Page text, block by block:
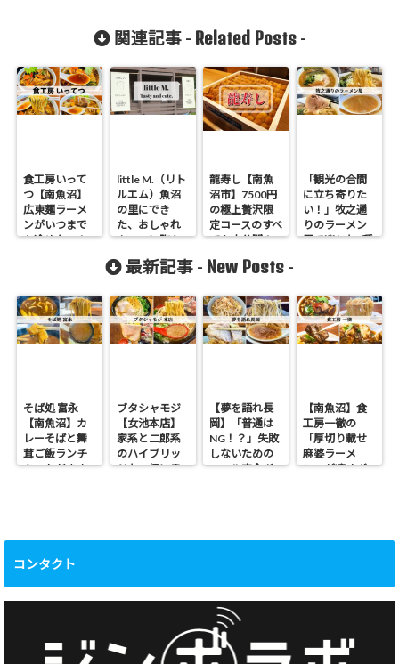
関連記事 - Related Posts-
食工房いって
つ【南魚沼】
広東麺ラーメ
ンがいつまで
も冷めない！
little M.（リト
ルエム）魚沼
の里にでき
た、おしゃれ
カフェに胸キ
ュン！
龍寿し【南魚
沼市】7500円
の極上贅沢限
定コースのすべ
てを大公開！
「観光の合間
に立ち寄りた
い！」牧之通
りのラーメン
屋で楽しむ2種
最新記事 - New Posts -
そば処 富永
【南魚沼】カ
レーそばと舞
茸ご飯ランチ
をいただきま
ブタシャモジ
【女池本店】
家系と二郎系
のハイブリッ
ドな一杯に思
【夢を語れ長
岡】「普通は
NG！？」失敗
しないための
コール完全ガ
【南魚沼】食
工房一徹の
「厚切り載せ
麻婆ラーメ
ン」が凄すぎ
コンタクト